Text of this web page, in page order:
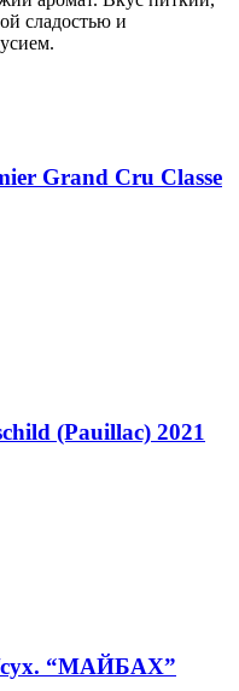
сладостью и
Grand Cru Classe
(Pauillac) 2021
сух. “МАЙБАХ”